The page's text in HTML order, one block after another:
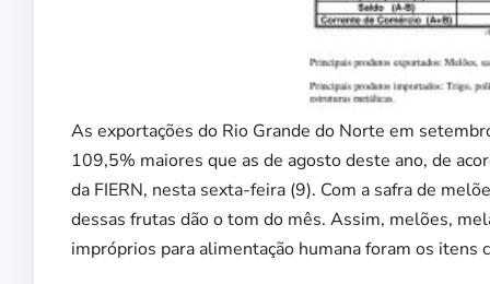
As exportações do Rio Grande do Norte em
109,5% maiores que as de agosto deste ano, de
da FIERN, nesta sexta-feira (9). Com a safra de
dessas frutas dão o tom do mês. Assim, melões,
impróprios para alimentação humana foram os